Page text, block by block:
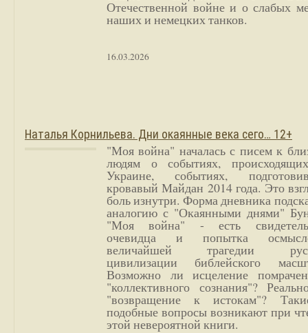
Отечественной войне и о слабых
наших и немецких танков.
16.03.2026
Наталья Корнильева. Дни окаянные века сего… 12+
"Моя война" началась с писем к
людям о событиях,
Украине, событиях,
кровавый Майдан 2014 года. Это
боль изнутри. Форма дневника
аналогию с "Окаянными днями"
"Моя война" - есть
очевидца и попытка
величайшей трагедии
цивилизации библейского
Возможно ли исцеление
"коллективного сознания"?
"возвращение к истокам"?
подобные вопросы возникают при
этой невероятной книги.